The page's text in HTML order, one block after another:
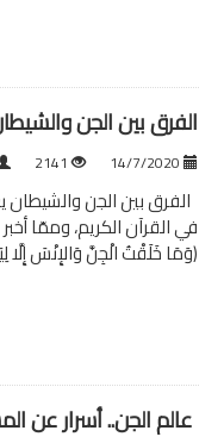
الفرق بين الجن
2141
الفرق بين الجن والشيطان
في القرآن الكريم، وممّا
(وَمَا خَلَقْتُ الْجِنَّ وَالإِنْسَ إِلَّا
عالم الجن.. أسرار